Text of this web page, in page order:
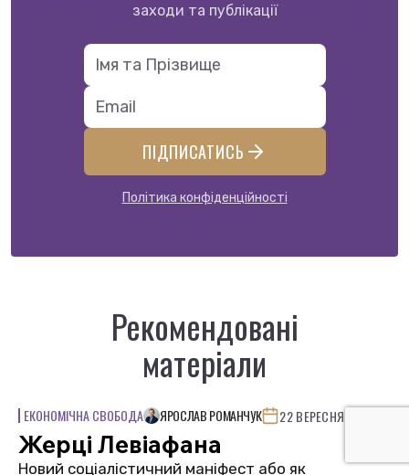
заходи та публікації
ПІДПИСАТИСЬ
Політика конфіденційності
Рекомендовані
матеріали
ЕКОНОМІЧНА СВОБОДА ЯРОСЛАВ РОМАНЧУК 22 ВЕРЕСНЯ, 2024
Жерці Левіафана
Новий соціалістичний маніфест або як